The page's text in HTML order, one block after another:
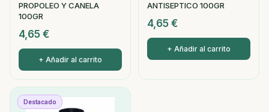
PROPOLEO Y CANELA
100GR
4,65 €
+ Añadir al carrito
ANTISEPTICO 100GR
4,65 €
+ Añadir al carrito
Destacado